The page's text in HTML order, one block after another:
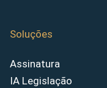
Soluções
Assinatura
IA Legislação